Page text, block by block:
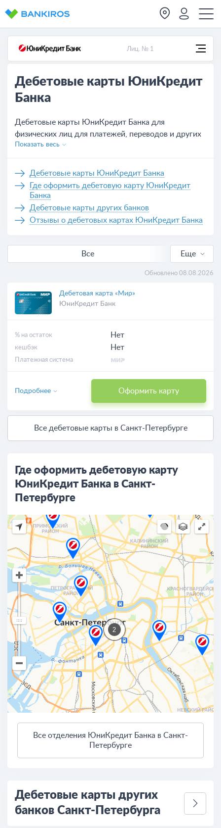
Лиц. № 1
Дебетовые карты ЮниКредит
Банка
Дебетовые карты ЮниКредит Банка для
физических лиц для платежей, переводов и других
нужд. Актуальные условия обслуживания всех карт,
банковской карты ЮниКредит Банка не выходя из
дома, нужно только оставить заявку на сайте или
же обратиться в отделение банка.
Показать весь
Дебетовые карты ЮниКредит Банка
Где оформить дебетовую карту ЮниКредит
Банка
Дебетовые карты других банков
Отзывы о дебетовых картах ЮниКредит Банка
Все
Еще
Обновлено 08.08.2026
Дебетовая карта «Мир»
ЮниКредит Банк
% на остаток Нет
кешбэк Нет
Платежная система
Оформить карту
Подробнее
Все дебетовые карты в Санкт-Петербурге
Где оформить дебетовую карту
ЮниКредит Банка в Санкт-
Петербурге
2
Все отделения ЮниКредит Банка в Санкт-
Петербурге
Дебетовые карты других
банков Санкт-Петербурга